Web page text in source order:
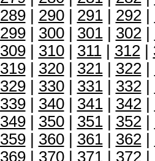
289| 290| 291| 292|
299| 300| 301| 302|
309| 310| 311| 312|
319| 320| 321| 322|
329| 330| 331| 332|
339| 340| 341| 342|
349| 350| 351| 352|
359| 360| 361| 362|
369| 370| 371| 372|